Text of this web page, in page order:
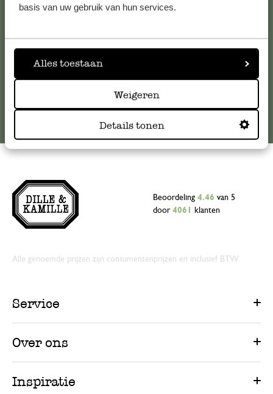
basis van uw gebruik van hun services.
Alles toestaan
Weigeren
Details tonen
meestgestelde vragen.
klantenservice@dille-kamille.com
Online Klantenservice
Beoordeling 4.46 van 5
door 4061 klanten
Alle genoemde prijzen zijn consumentenprijzen en inclusief BTW.
Service
Over ons
Inspiratie